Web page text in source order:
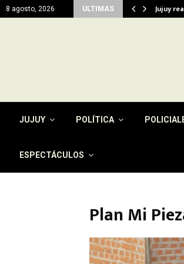
8 agosto, 2026 ULTIMAS Jujuy
JUJUY POLÍTICA
ESPECTÁCULOS
Plan Mi